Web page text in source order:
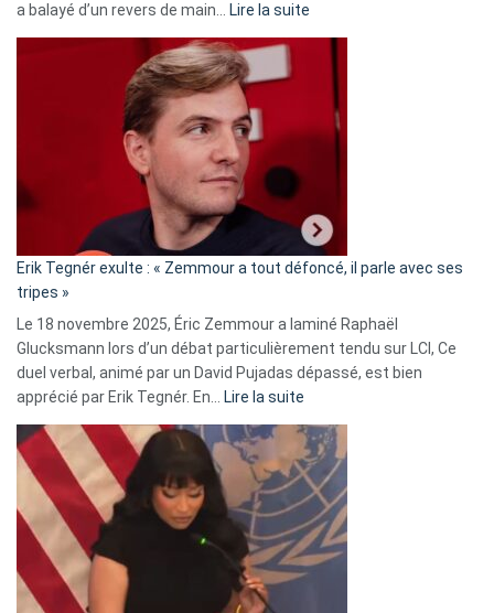
a balayé d’un revers de main… Lire la suite
Martine
Vassal
d’alliance
secrète
«
C’est
fake
news
»
Erik Tegnér exulte : « Zemmour a tout défoncé, il parle avec ses
tripes »
Le 18 novembre 2025, Éric Zemmour a laminé Raphaël
Glucksmann lors d’un débat particulièrement tendu sur LCI, Ce
duel verbal, animé par un David Pujadas dépassé, est bien
apprécié par Erik Tegnér. En… Lire la suite
Erik
Tegnér
exulte
:
« Zemmour
a
tout